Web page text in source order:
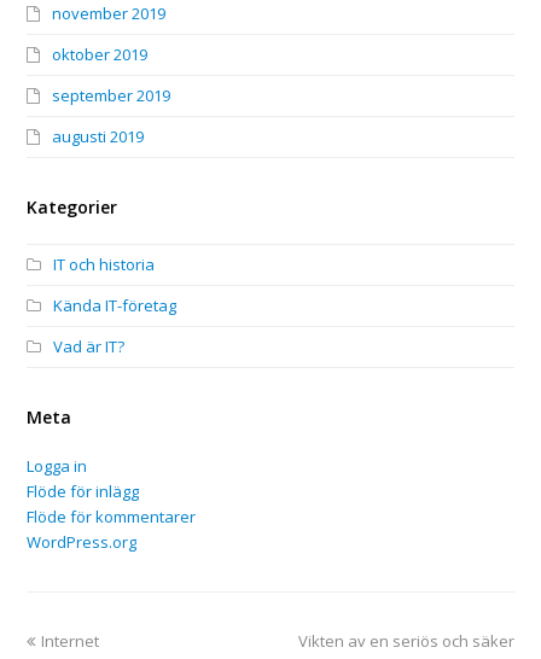
november 2019
oktober 2019
september 2019
augusti 2019
Kategorier
IT och historia
Kända IT-företag
Vad är IT?
Meta
Logga in
Flöde för inlägg
Flöde för kommentarer
WordPress.org
previous
Internet
next
Vikten av en seriös och säker